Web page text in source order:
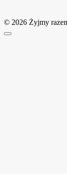
© 2026 Żyjmy